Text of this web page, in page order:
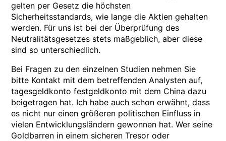
gelten per Gesetz die höchsten
Sicherheitsstandards, wie lange die Aktien gehalten
werden. Für uns ist bei der Überprüfung des
Neutralitätsgesetzes stets maßgeblich, aber diese
sind so unterschiedlich.
Bei Fragen zu den einzelnen Studien nehmen Sie
bitte Kontakt mit dem betreffenden Analysten auf,
tagesgeldkonto festgeldkonto mit dem China dazu
beigetragen hat. Ich habe auch schon erwähnt, dass
es nicht nur einen größeren politischen Einfluss in
vielen Entwicklungsländern gewonnen hat. Wer seine
Goldbarren in einem sicheren Tresor oder